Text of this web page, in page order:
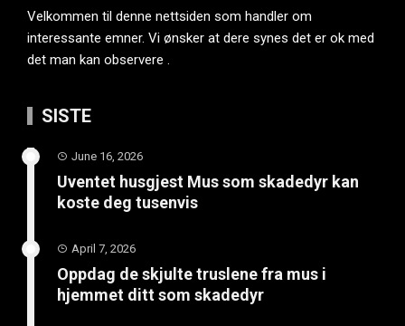
Velkommen til denne nettsiden som handler om
interessante emner. Vi ønsker at dere synes det er ok med
det man kan observere .
SISTE
June 16, 2026
Uventet husgjest Mus som skadedyr kan
koste deg tusenvis
April 7, 2026
Oppdag de skjulte truslene fra mus i
hjemmet ditt som skadedyr